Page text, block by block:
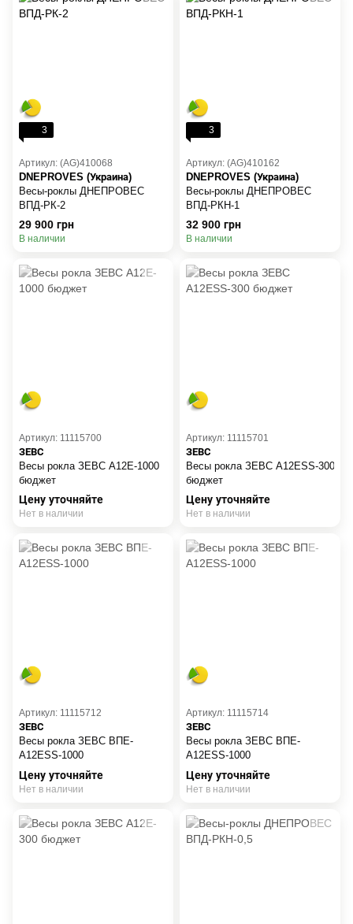
3
Артикул: (AG)410068
DNEPROVES (Украина)
Весы-роклы ДНЕПРОВЕС
ВПД-РК-2
29 900 грн
В наличии
3
Артикул: (AG)410162
DNEPROVES (Украина)
Весы-роклы ДНЕПРОВЕС
ВПД-РКН-1
32 900 грн
В наличии
Артикул: 11115700
ЗЕВС
Весы рокла ЗЕВС A12E-1000
бюджет
Цену уточняйте
Нет в наличии
Артикул: 11115701
ЗЕВС
Весы рокла ЗЕВС A12ESS-300
бюджет
Цену уточняйте
Нет в наличии
Артикул: 11115712
ЗЕВС
Весы рокла ЗЕВС ВПЕ-
A12ESS-1000
Цену уточняйте
Нет в наличии
Артикул: 11115714
ЗЕВС
Весы рокла ЗЕВС ВПЕ-
A12ESS-1000
Цену уточняйте
Нет в наличии